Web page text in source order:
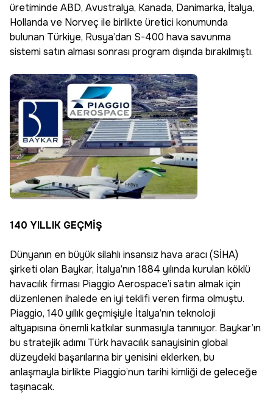
üretiminde ABD, Avustralya, Kanada, Danimarka, İtalya,
Hollanda ve Norveç ile birlikte üretici konumunda
bulunan Türkiye, Rusya’dan S-400 hava savunma
sistemi satın alması sonrası program dışında bırakılmıştı.
140 YILLIK GEÇMİŞ
Dünyanın en büyük silahlı insansız hava aracı (SİHA)
şirketi olan Baykar, İtalya’nın 1884 yılında kurulan köklü
havacılık firması Piaggio Aerospace’i satın almak için
düzenlenen ihalede en iyi teklifi veren firma olmuştu.
Piaggio, 140 yıllık geçmişiyle İtalya’nın teknoloji
altyapısına önemli katkılar sunmasıyla tanınıyor. Baykar’ın
bu stratejik adımı Türk havacılık sanayisinin global
düzeydeki başarılarına bir yenisini eklerken, bu
anlaşmayla birlikte Piaggio’nun tarihi kimliği de geleceğe
taşınacak.